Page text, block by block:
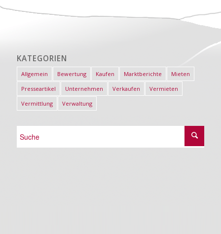
KATEGORIEN
Allgemein Bewertung Kaufen Marktberichte
Mieten
Presseartikel
Unternehmen Verkaufen
Vermieten
Vermittlung
Verwaltung